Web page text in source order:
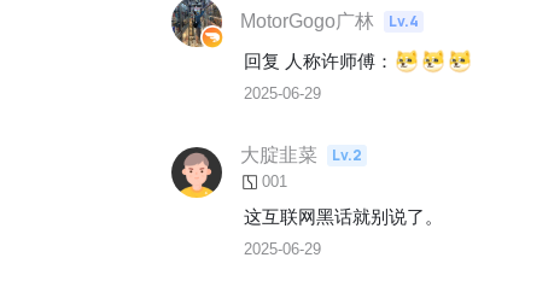
MotorGogo广林 Lv.4
回复 人称许师傅 ：
2025-06-29
大腚韭菜 Lv.2
001
这互联网黑话就别说了。
2025-06-29